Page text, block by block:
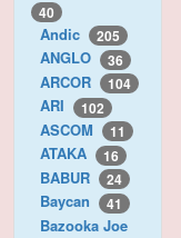
40
Andic 205
ANGLO 36
ARCOR 104
ARI 102
ASCOM 11
ATAKA 16
BABUR 24
Baycan 41
Bazooka Joe